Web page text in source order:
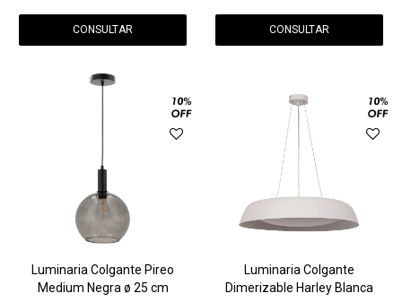
CONSULTAR CONSULTAR
Luminaria Colgante Pireo
Medium Negra ø 25 cm
Luminaria Colgante
Dimerizable Harley Blanca